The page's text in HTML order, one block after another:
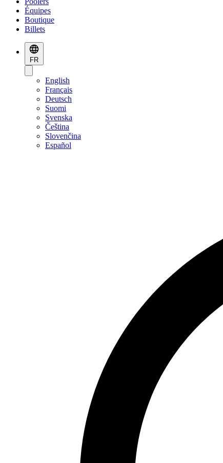
Équipes
Boutique
Billets
FR
English
Français
Deutsch
Suomi
Svenska
Čeština
Slovenčina
Español